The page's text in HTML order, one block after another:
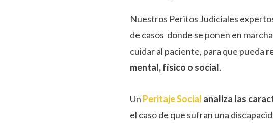
Nuestros Peritos Judiciales
de casos donde se ponen en marcha
cuidar al paciente, para que pueda
mental, físico o social.
Un Peritaje Social analiza las
el caso de que sufran una